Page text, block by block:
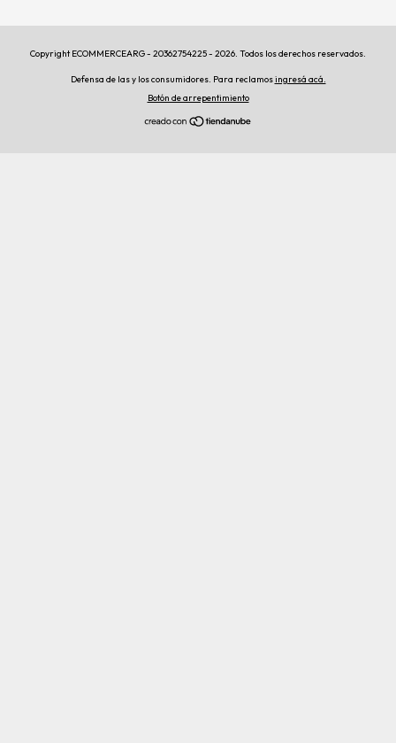
Copyright ECOMMERCEARG - 20362754225 - 2026. Todos los derechos reservados.
Defensa de las y los consumidores. Para reclamosingresá acá.
Botón de arrepentimiento